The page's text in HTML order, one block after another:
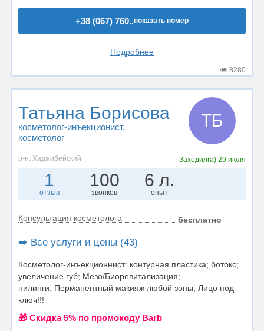
+38 (067) 760..показать номер
Подробнее
8280
Татьяна Борисова
косметолог-инъекционист,
косметолог
ТБ
р-н. Хаджибейский Заходил(а) 29 июля
1
отзыв
100
звонков
6 л.
опыт
Консультация косметолога бесплатно
➡️ Все услуги и цены (43)
Косметолог-инъекционнист: контурная пластика; ботокс;
увеличение губ; Мезо/Биоревитализация;
пилинги; Перманентный макияж любой зоны; Лицо под
ключ!!!
🎁 Cкидка 5% по промокоду Barb